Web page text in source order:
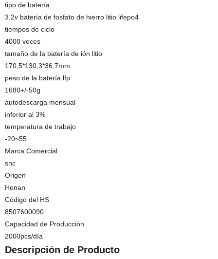
tipo de batería
3,2v batería de fosfato de hierro litio lifepo4
tiempos de ciclo
4000 veces
tamaño de la batería de ión litio
170,5*130,3*36,7mm
peso de la batería lfp
1680+/-50g
autodescarga mensual
inferior al 3%
temperatura de trabajo
-20~55
Marca Comercial
snc
Origen
Henan
Código del HS
8507600090
Capacidad de Producción
2000pcs/día
Descripción de Producto